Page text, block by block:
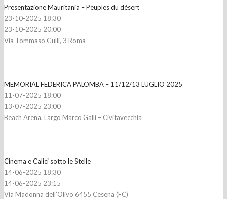
Presentazione Mauritania – Peuples du désert
23-10-2025 18:30
23-10-2025 20:00
Via Tommaso Gulli, 3 Roma
MEMORIAL FEDERICA PALOMBA – 11/12/13 LUGLIO 2025
11-07-2025 18:00
13-07-2025 23:00
Beach Arena, Largo Marco Galli – Civitavecchia
Cinema e Calici sotto le Stelle
14-06-2025 18:30
14-06-2025 23:15
Via Madonna dell’Olivo 6455 Cesena (FC)